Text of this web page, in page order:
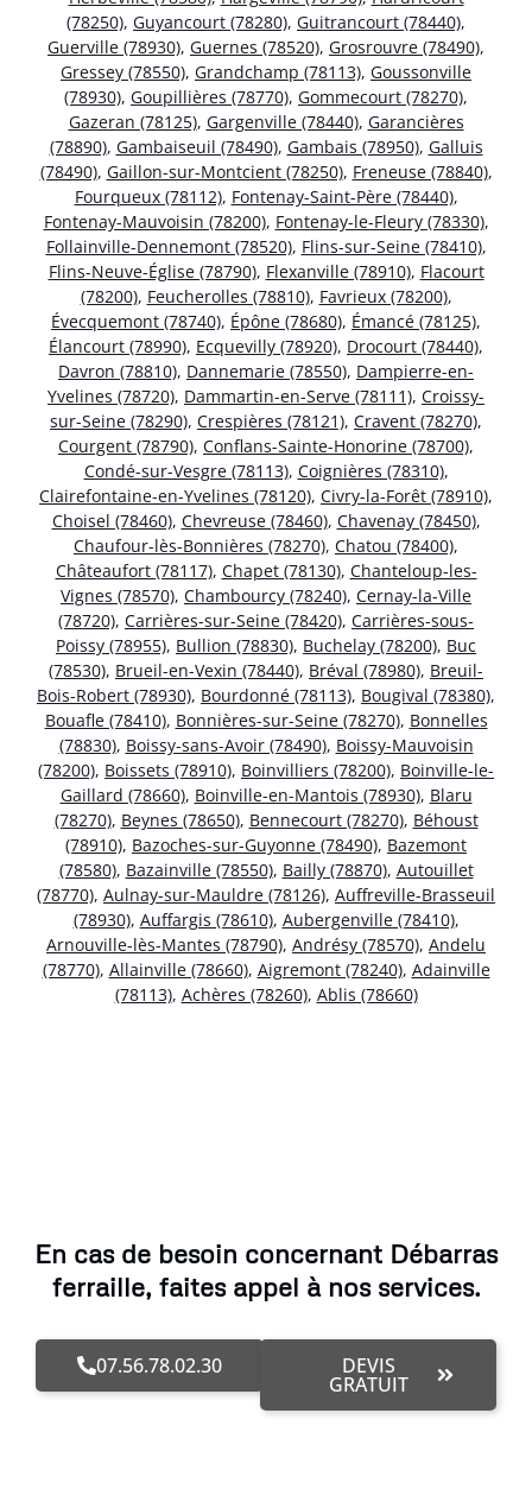
(78250), Guyancourt (78280), Guitrancourt (78440),
Guerville (78930), Guernes (78520), Grosrouvre (78490),
Gressey (78550), Grandchamp (78113), Goussonville
(78930), Goupillières (78770), Gommecourt (78270),
Gazeran (78125), Gargenville (78440), Garancières
(78890), Gambaiseuil (78490), Gambais (78950), Galluis
(78490), Gaillon-sur-Montcient (78250), Freneuse (78840),
Fourqueux (78112), Fontenay-Saint-Père (78440),
Fontenay-Mauvoisin (78200), Fontenay-le-Fleury (78330),
Follainville-Dennemont (78520), Flins-sur-Seine (78410),
Flins-Neuve-Église (78790), Flexanville (78910), Flacourt
(78200), Feucherolles (78810), Favrieux (78200),
Évecquemont (78740), Épône (78680), Émancé (78125),
Élancourt (78990), Ecquevilly (78920), Drocourt (78440),
Davron (78810), Dannemarie (78550), Dampierre-en-
Yvelines (78720), Dammartin-en-Serve (78111), Croissy-
sur-Seine (78290), Crespières (78121), Cravent (78270),
Courgent (78790), Conflans-Sainte-Honorine (78700),
Condé-sur-Vesgre (78113), Coignières (78310),
Clairefontaine-en-Yvelines (78120), Civry-la-Forêt (78910),
Choisel (78460), Chevreuse (78460), Chavenay (78450),
Chaufour-lès-Bonnières (78270), Chatou (78400),
Châteaufort (78117), Chapet (78130), Chanteloup-les-
Vignes (78570), Chambourcy (78240), Cernay-la-Ville
(78720), Carrières-sur-Seine (78420), Carrières-sous-
Poissy (78955), Bullion (78830), Buchelay (78200), Buc
(78530), Brueil-en-Vexin (78440), Bréval (78980), Breuil-
Bois-Robert (78930), Bourdonné (78113), Bougival (78380),
Bouafle (78410), Bonnières-sur-Seine (78270), Bonnelles
(78830), Boissy-sans-Avoir (78490), Boissy-Mauvoisin
(78200), Boissets (78910), Boinvilliers (78200), Boinville-le-
Gaillard (78660), Boinville-en-Mantois (78930), Blaru
(78270), Beynes (78650), Bennecourt (78270), Béhoust
(78910), Bazoches-sur-Guyonne (78490), Bazemont
(78580), Bazainville (78550), Bailly (78870), Autouillet
(78770), Aulnay-sur-Mauldre (78126), Auffreville-Brasseuil
(78930), Auffargis (78610), Aubergenville (78410),
Arnouville-lès-Mantes (78790), Andrésy (78570), Andelu
(78770), Allainville (78660), Aigremont (78240), Adainville
(78113), Achères (78260), Ablis (78660)
En cas de besoin concernant Débarras
ferraille, faites appel à nos services.
07.56.78.02.30 DEVIS
GRATUIT